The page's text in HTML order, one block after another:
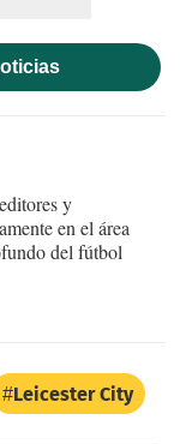
y
en el área
del fútbol
Leicester City